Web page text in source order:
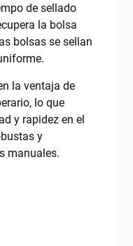
de sellado
la bolsa
bolsas se sellan
la ventaja de
lo que
y rapidez en el
y
manuales.